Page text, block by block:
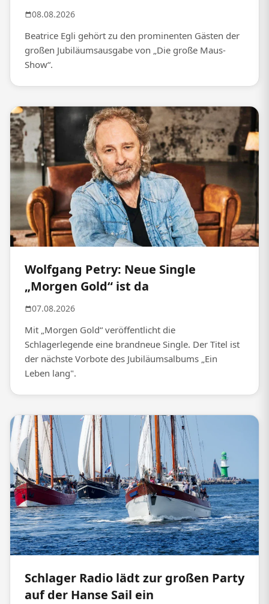
08.08.2026
Beatrice Egli gehört zu den prominenten Gästen der
großen Jubiläumsausgabe von „Die große Maus-
Show“.
Wolfgang Petry: Neue Single
„Morgen Gold“ ist da
07.08.2026
Mit „Morgen Gold“ veröffentlicht die
Schlagerlegende eine brandneue Single. Der Titel ist
der nächste Vorbote des Jubiläumsalbums „Ein
Leben lang".
Schlager Radio lädt zur großen Party
auf der Hanse Sail ein